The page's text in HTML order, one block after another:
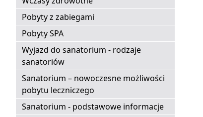
Pobyty z zabiegami
Pobyty SPA
Wyjazd do sanatorium - rodzaje
sanatoriów
Sanatorium – nowoczesne możliwości
pobytu leczniczego
Sanatorium - podstawowe informacje